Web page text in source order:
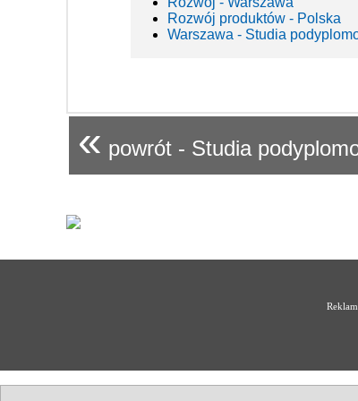
Rozwój produktów - Polska
Warszawa - Studia
« powrót - Studia